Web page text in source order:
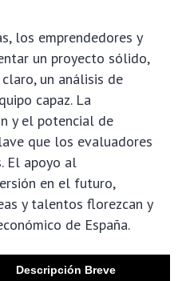
los emprendedores y
un proyecto sólido,
un análisis de
capaz. La
y el potencial de
que los evaluadores
El apoyo al
en el futuro,
y talentos florezcan y
de España.
Descripción Breve